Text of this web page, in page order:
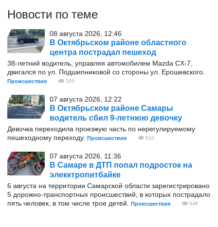
Новости по теме
08 августа 2026, 12:46
В Октябрьском районе областного
центра пострадал пешеход
38-летний водитель, управляя автомобилем Mazda CX-7,
двигался по ул. Подшипниковой со стороны ул. Ерошевского.
Происшествия 320
07 августа 2026, 12:22
В Октябрьском районе Самары
водитель сбил 9-летнюю девочку
Девочка переходила проезжую часть по нерегулируемому
пешеходному переходу. Происшествия 510
07 августа 2026, 11:36
В Самаре в ДТП попал подросток на
элекктропитбайке
6 августа на территории Самарской области зарегистрировано
5 дорожно-транспортных происшествий, в которых пострадало
пять человек, в том числе трое детей.
Происшествия 549